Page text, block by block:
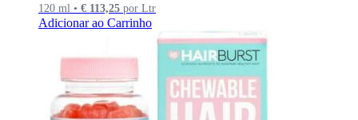
120 ml • € 113,25 por Ltr
Adicionar ao Carrinho